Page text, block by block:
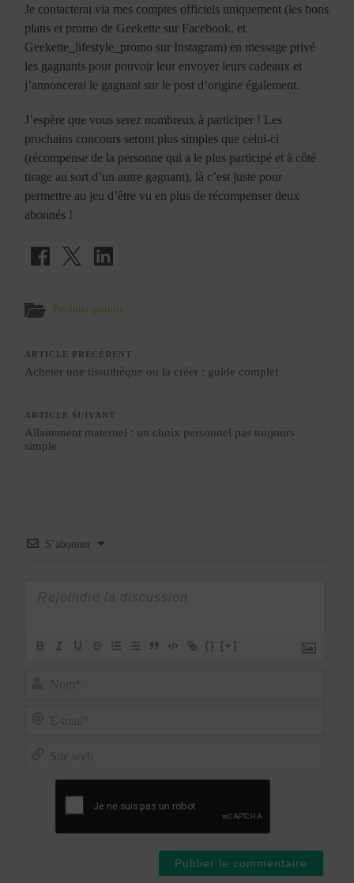
Je contacterai via mes comptes officiels uniquement (les bons
plans et promo de Geekette sur Facebook, et
Geekette_lifestyle_promo sur Instagram) en message privé
les gagnants pour pouvoir leur envoyer leurs cadeaux et
j’annoncerai le gagnant sur le post d’origine également.
J’espère que vous serez nombreux à participer ! Les
prochains concours seront plus simples que celui-ci
(récompense de la personne qui a le plus participé et à côté
tirage au sort d’un autre gagnant), là c’est juste pour
permettre au jeu d’être vu en plus de récompenser deux
abonnés !
Produits gratuits
ARTICLE PRÉCÉDENT
Acheter une tissuthèque ou la créer : guide complet
ARTICLE SUIVANT
Allaitement maternel : un choix personnel pas toujours
simple
S’abonner
{} [+]